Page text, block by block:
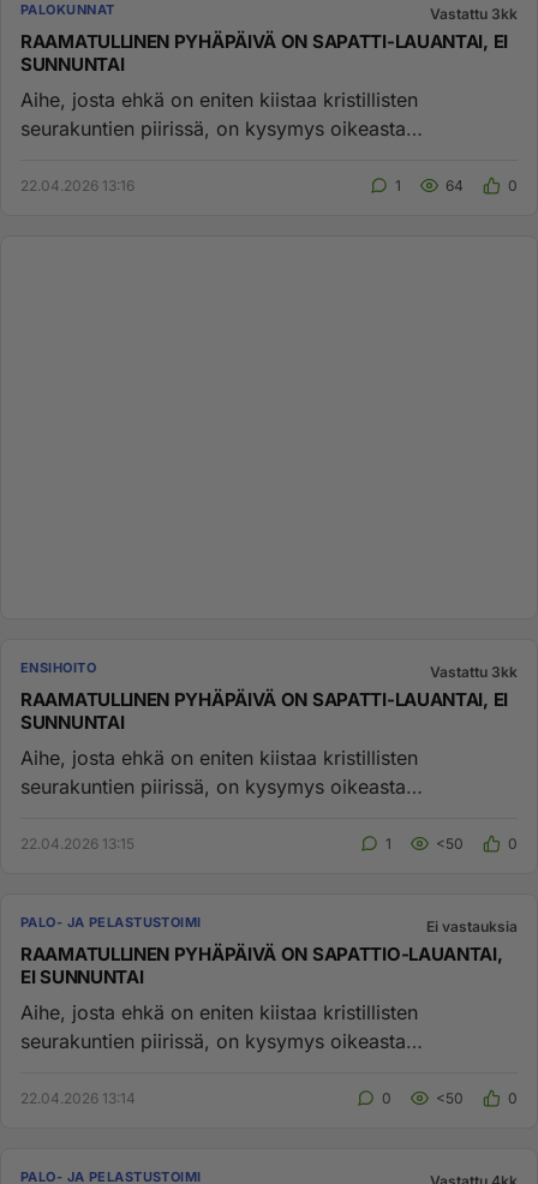
PALOKUNNAT Vastattu 3kk
RAAMATULLINEN PYHÄPÄIVÄ ON SAPATTI-LAUANTAI, EI
SUNNUNTAI
Aihe, josta ehkä on eniten kiistaa kristillisten
seurakuntien piirissä, on kysymys oikeasta
22.04.2026 13:16 1 64 0
ENSIHOITO Vastattu 3kk
RAAMATULLINEN PYHÄPÄIVÄ ON SAPATTI-LAUANTAI, EI
SUNNUNTAI
Aihe, josta ehkä on eniten kiistaa kristillisten
seurakuntien piirissä, on kysymys oikeasta
22.04.2026 13:15 1 <50 0
PALO- JA PELASTUSTOIMI Ei vastauksia
RAAMATULLINEN PYHÄPÄIVÄ ON SAPATTIO-LAUANTAI,
EI SUNNUNTAI
Aihe, josta ehkä on eniten kiistaa kristillisten
seurakuntien piirissä, on kysymys oikeasta
22.04.2026 13:14 0 <50 0
PALO- JA PELASTUSTOIMI